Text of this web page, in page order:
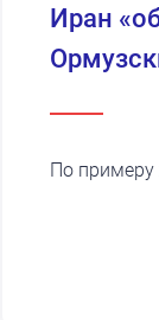
Иран
По примеру